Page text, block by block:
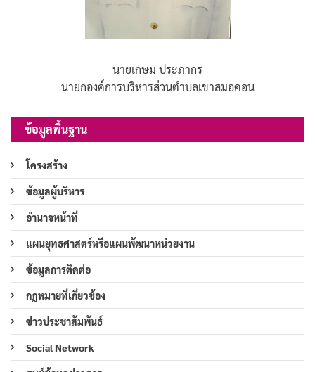
นายเกษม ประภากร
นายกองค์การบริหารส่วนตำบลเขาสมอคอน
ข้อมูลพื้นฐาน
โครงสร้าง
ข้อมูลผู้บริหาร
อำนาจหน้าที่
แผนยุทธศาสตร์หรือแผนพัฒนาหน่วยงาน
ข้อมูลการติดต่อ
กฎหมายที่เกี่ยวข้อง
ข่าวประชาสัมพันธ์
Social Network